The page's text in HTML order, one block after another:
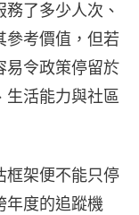
了多少人次、
參考價值，但若
易令政策停留於
生活能力與社區
框架便不能只停
年度的追蹤機